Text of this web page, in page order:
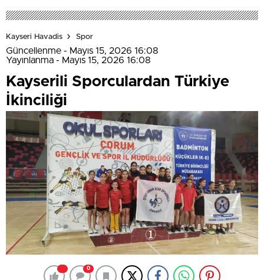
Kayseri Havadis Spor
Güncellenme - Mayıs 15, 2026 16:08
Yayınlanma - Mayıs 15, 2026 16:08
Kayserili Sporculardan Türkiye
İkinciliği
0